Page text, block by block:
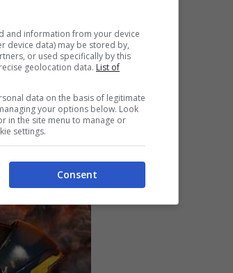
and information from your device
device data) may be stored by,
or used specifically by this
geolocation data. List of
data on the basis of legitimate
your options below. Look
in the site menu to manage or
settings.
Consent